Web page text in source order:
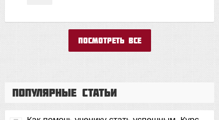
Посмотреть все
Популярные статьи